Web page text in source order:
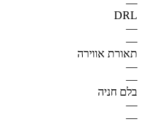
DRL
—
—
תאורת אווירה
—
—
בלם חניה
—
—